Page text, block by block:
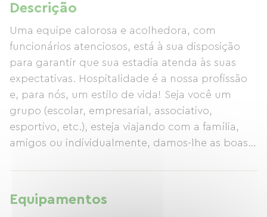
Descrição
Uma equipe calorosa e acolhedora, com
funcionários atenciosos, está à sua disposição
para garantir que sua estadia atenda às suas
expectativas. Hospitalidade é a nossa profissão
e, para nós, um estilo de vida! Seja você um
grupo (escolar, empresarial, associativo,
esportivo, etc.), esteja viajando com a família,
amigos ou individualmente, damos-lhe as boas-
baseados numa abordagem comunitária e
responsável. Nosso estabelecimento oferece 120
Equipamentos